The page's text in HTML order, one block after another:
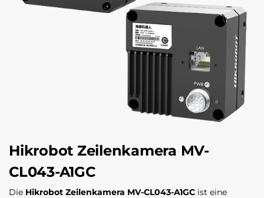
Hikrobot Zeilenkamera MV-
CL043-A1GC
Die Hikrobot Zeilenkamera MV-CL043-A1GC ist eine